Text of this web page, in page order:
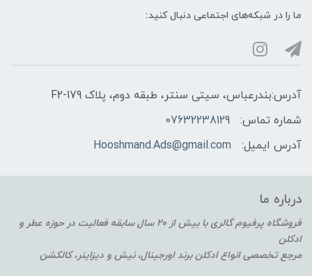
ما را در شبکه‌های اجتماعی دنبال کنید:
آدرس:بندرعباس، سیتی سنتر، طبقه دوم، پلاک F2-179
شماره تماس:
07632238129
آدرس ایمیل:
Hooshmand.Ads@gmail.com
درباره ما
فروشگاه پرفیوم گالری با بیش از 20 سال سابقه فعالیت در حوزه عطر و
ادکلن
مرجع تخصصی انواع ادکلن برند اورجینال، نیش و دیزاینر، کالکشن